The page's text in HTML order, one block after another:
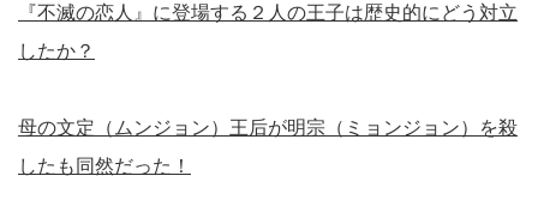
『不滅の恋人』に登場する２人の王子は歴史的にどう対立
したか？
母の文定（ムンジョン）王后が明宗（ミョンジョン）を殺
したも同然だった！